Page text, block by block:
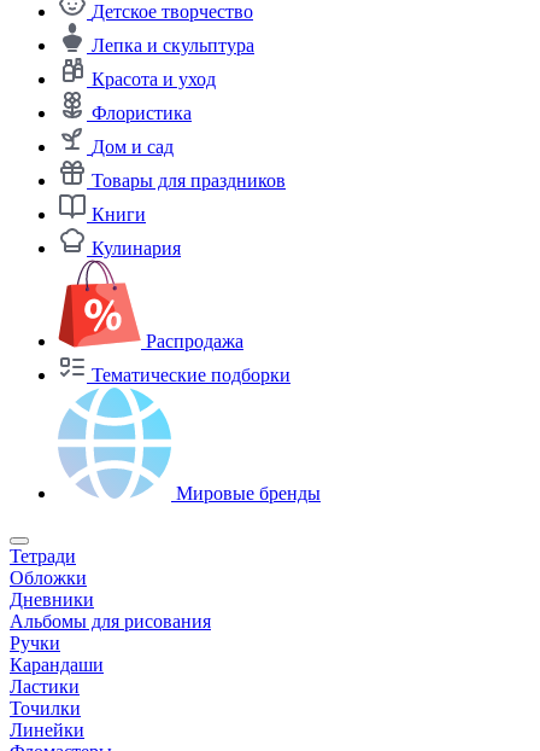
Детское творчество
Лепка и скульптура
Красота и уход
Флористика
Дом и сад
Товары для праздников
Книги
Кулинария
Распродажа
Тематические подборки
Мировые бренды
Тетради
Обложки
Дневники
Альбомы для рисования
Ручки
Карандаши
Ластики
Точилки
Линейки